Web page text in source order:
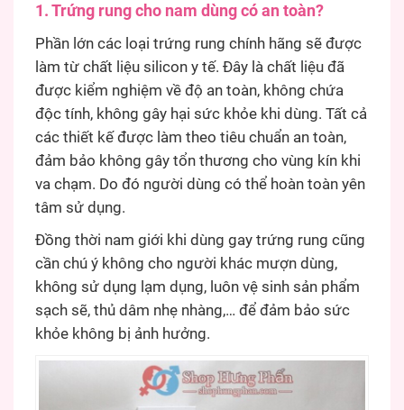
1. Trứng rung cho nam dùng có an toàn?
Phần lớn các loại trứng rung chính hãng sẽ được
làm từ chất liệu silicon y tế. Đây là chất liệu đã
được kiểm nghiệm về độ an toàn, không chứa
độc tính, không gây hại sức khỏe khi dùng. Tất cả
các thiết kế được làm theo tiêu chuẩn an toàn,
đảm bảo không gây tổn thương cho vùng kín khi
va chạm. Do đó người dùng có thể hoàn toàn yên
tâm sử dụng.
Đồng thời nam giới khi dùng gay trứng rung cũng
cần chú ý không cho người khác mượn dùng,
không sử dụng lạm dụng, luôn vệ sinh sản phẩm
sạch sẽ, thủ dâm nhẹ nhàng,… để đảm bảo sức
khỏe không bị ảnh hưởng.